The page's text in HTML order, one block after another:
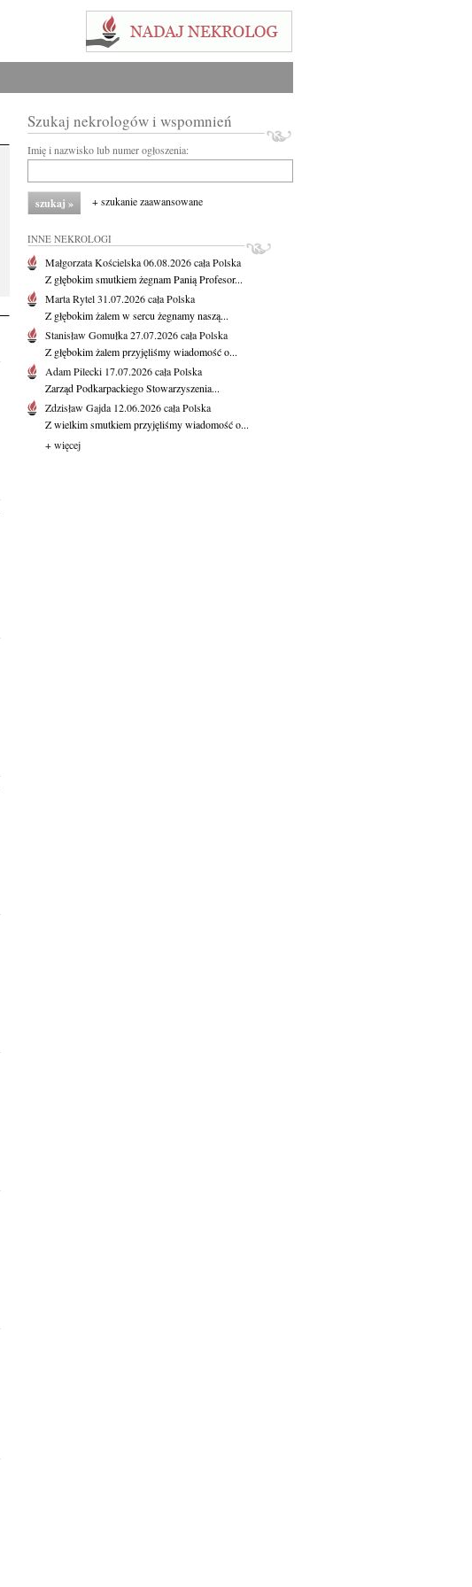
Szukaj nekrologów i wspomnień
Imię i nazwisko lub numer ogłoszenia:
+ szukanie zaawansowane
INNE NEKROLOGI
Małgorzata Kościelska06.08.2026cała Polska
Z głębokim smutkiem żegnam Panią Profesor...
Marta Rytel31.07.2026cała Polska
Z głębokim żalem w sercu żegnamy naszą...
Stanisław Gomułka27.07.2026cała Polska
Z głębokim żalem przyjęliśmy wiadomość o...
Adam Pilecki 17.07.2026cała Polska
Zarząd Podkarpackiego Stowarzyszenia...
Zdzisław Gajda 12.06.2026cała Polska
Z wielkim smutkiem przyjęliśmy wiadomość o...
+ więcej